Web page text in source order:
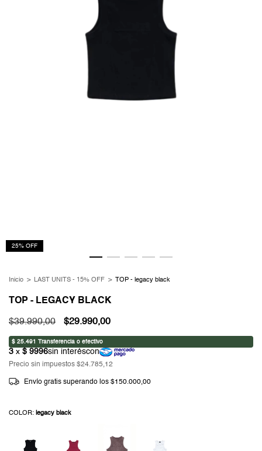
25% OFF
Inicio > LAST UNITS - 15% OFF > TOP - legacy black
TOP - LEGACY BLACK
$39.990,00 $29.990,00
Precio sin impuestos $24.785,12
Envío gratis superando los $150.000,00
COLOR: legacy black